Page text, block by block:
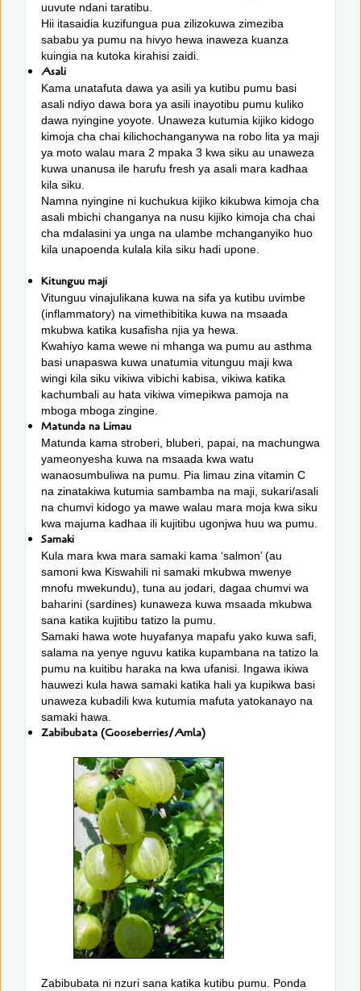
uuvute ndani taratibu.
Hii itasaidia kuzifungua pua zilizokuwa zimeziba
sababu ya pumu na hivyo hewa inaweza kuanza
kuingia na kutoka kirahisi zaidi.
Asali
Kama unatafuta dawa ya asili ya kutibu pumu basi
asali ndiyo dawa bora ya asili inayotibu pumu kuliko
dawa nyingine yoyote. Unaweza kutumia kijiko kidogo
kimoja cha chai kilichochanganywa na robo lita ya maji
ya moto walau mara 2 mpaka 3 kwa siku au unaweza
kuwa unanusa ile harufu fresh ya asali mara kadhaa
kila siku.
Namna nyingine ni kuchukua kijiko kikubwa kimoja cha
asali mbichi changanya na nusu kijiko kimoja cha chai
cha mdalasini ya unga na ulambe mchanganyiko huo
kila unapoenda kulala kila siku hadi upone.
Kitunguu maji
Vitunguu vinajulikana kuwa na sifa ya kutibu uvimbe
(inflammatory) na vimethibitika kuwa na msaada
mkubwa katika kusafisha njia ya hewa.
Kwahiyo kama wewe ni mhanga wa pumu au asthma
basi unapaswa kuwa unatumia vitunguu maji kwa
wingi kila siku vikiwa vibichi kabisa, vikiwa katika
kachumbali au hata vikiwa vimepikwa pamoja na
mboga mboga zingine.
Matunda na Limau
Matunda kama stroberi, bluberi, papai, na machungwa
yameonyesha kuwa na msaada kwa watu
wanaosumbuliwa na pumu. Pia limau zina vitamin C
na zinatakiwa kutumia sambamba na maji, sukari/asali
na chumvi kidogo ya mawe walau mara moja kwa siku
kwa majuma kadhaa ili kujitibu ugonjwa huu wa pumu.
Samaki
Kula mara kwa mara samaki kama ‘salmon’ (au
samoni kwa Kiswahili ni samaki mkubwa mwenye
mnofu mwekundu), tuna au jodari, dagaa chumvi wa
baharini (sardines) kunaweza kuwa msaada mkubwa
sana katika kujitibu tatizo la pumu.
Samaki hawa wote huyafanya mapafu yako kuwa safi,
salama na yenye nguvu katika kupambana na tatizo la
pumu na kuitibu haraka na kwa ufanisi. Ingawa ikiwa
hauwezi kula hawa samaki katika hali ya kupikwa basi
unaweza kubadili kwa kutumia mafuta yatokanayo na
samaki hawa.
Zabibubata (Gooseberries/Amla)
Zabibubata ni nzuri sana katika kutibu pumu. Ponda